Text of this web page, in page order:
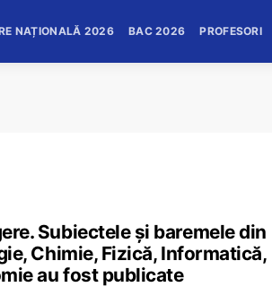
NAȚIONALĂ 2026 BAC 2026 PROFESORI
Subiectele și baremele din
Chimie, Fizică, Informatică,
au fost publicate